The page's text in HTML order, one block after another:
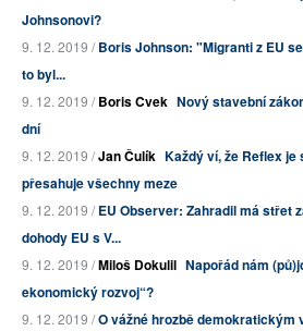
Johnsonovi?
9. 12. 2019 /Boris Johnson: "Migranti z EU
to byl...
9. 12. 2019 /Boris Cvek Nový stavební
dní
9. 12. 2019 /Jan Čulík Každý ví, že Reflex
přesahuje všechny meze
9. 12. 2019 /EU Observer: Zahradil má střet
dohody EU s V...
9. 12. 2019 /Miloš Dokulil Napořád nám
ekonomický rozvoj“?
9. 12. 2019 /O vážné hrozbě demokratickým